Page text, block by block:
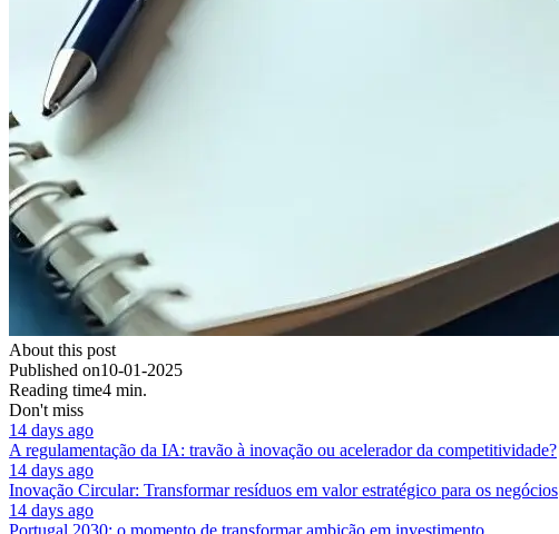
About this post
Published on10-01-2025
Reading time4 min.
Don't miss
14 days ago
A regulamentação da IA: travão à inovação ou acelerador da competitividade?
14 days ago
Inovação Circular: Transformar resíduos em valor estratégico para os negócios
14 days ago
Portugal 2030: o momento de transformar ambição em investimento